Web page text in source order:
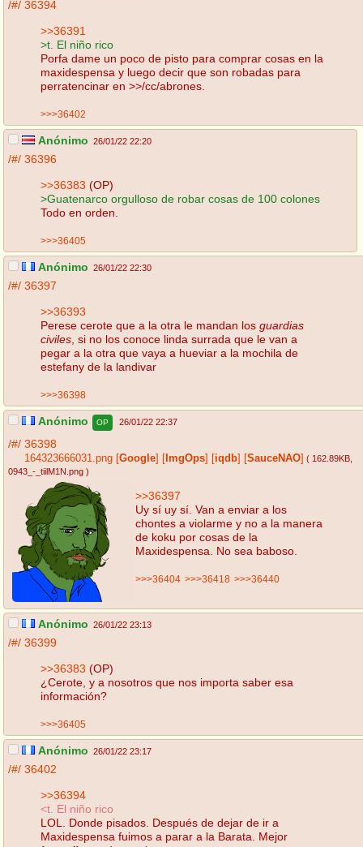
/#/ 36394
>>36391
>t. El niño rico
Porfa dame un poco de pisto para comprar cosas en la
maxidespensa y luego decir que son robadas para
perratencinar en >>/cc/abrones.
>>>36402
Anónimo 26/01/22 22:20
/#/ 36396
>>36383 (OP)
>Guatenarco orgulloso de robar cosas de 100 colones
Todo en orden.
>>>36405
Anónimo 26/01/22 22:30
/#/ 36397
>>36393
Perese cerote que a la otra le mandan los guardias
civiles , si no los conoce linda surrada que le van a
pegar a la otra que vaya a hueviar a la mochila de
estefany de la landivar
>>>36398
Anónimo OP 26/01/22 22:37
/#/ 36398
164323666031.png Google ImgOps iqdb SauceNAO ( 162.89KB
0943_-_tiilM1N.png )
>>36397
Uy sí uy sí. Van a enviar a los
chontes a violarme y no a la manera
de koku por cosas de la
Maxidespensa. No sea baboso.
>>>36404 >>>36418 >>>36440
Anónimo 26/01/22 23:13
/#/ 36399
>>36383 (OP)
¿Cerote, y a nosotros que nos importa saber esa
información?
>>>36405
Anónimo 26/01/22 23:17
/#/ 36402
>>36394
<t. El niño rico
LOL. Donde pisados. Después de dejar de ir a
Maxidespensa fuimos a parar a la Barata. Mejor